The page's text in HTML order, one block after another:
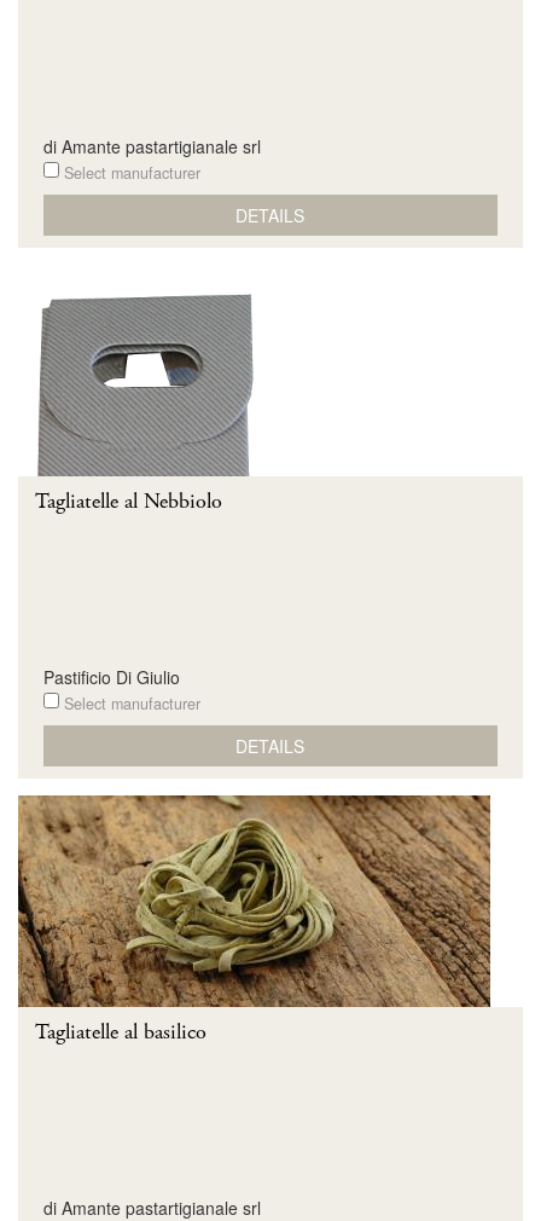
di Amante pastartigianale srl
Select manufacturer
DETAILS
Tagliatelle al Nebbiolo
Pastificio Di Giulio
Select manufacturer
DETAILS
Tagliatelle al basilico
di Amante pastartigianale srl